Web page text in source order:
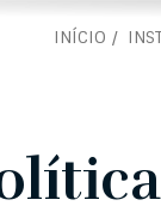
INÍCIO